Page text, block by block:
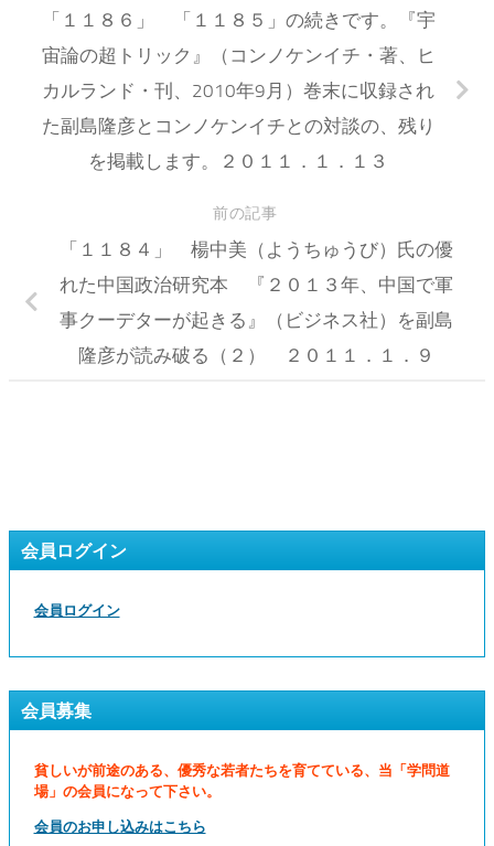
「１１８６」 「１１８５」の続きです。『宇
宙論の超トリック』（コンノケンイチ・著、ヒ
カルランド・刊、2010年9月）巻末に収録され
た副島隆彦とコンノケンイチとの対談の、残り
を掲載します。２０１１．１．１３
前の記事
「１１８４」 楊中美（ようちゅうび）氏の優
れた中国政治研究本 『２０１３年、中国で軍
事クーデターが起きる』（ビジネス社）を副島
隆彦が読み破る（２） ２０１１．１．９
会員ログイン
会員ログイン
会員募集
貧しいが前途のある、優秀な若者たちを育てている、当「学問道
場」の会員になって下さい。
会員のお申し込みはこちら